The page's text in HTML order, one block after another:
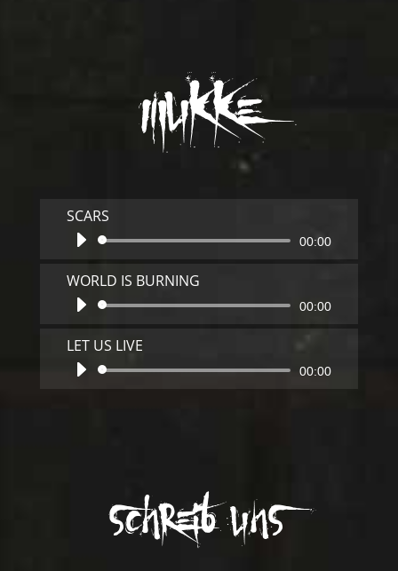
MUKKE
SCARS
Audio-
Player
00:00
WORLD IS BURNING
Audio-
00:00
LET US LIVE
Audio-
00:00
Schreib uns